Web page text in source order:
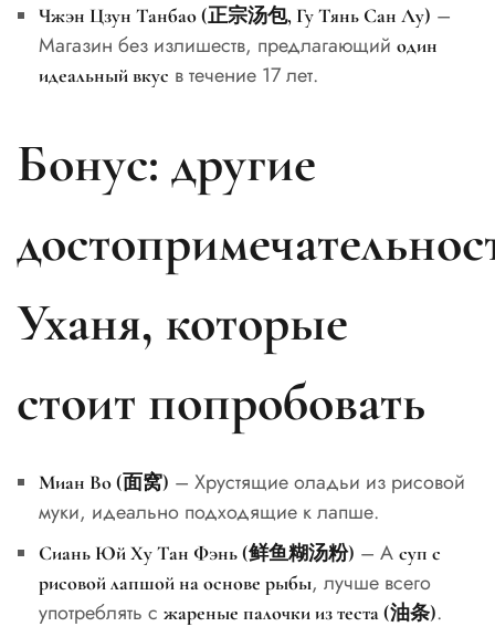
Чжэн Цзун Танбао (正宗汤包, Гу Тянь Сан Лу) –
Магазин без излишеств, предлагающий один
идеальный вкус в течение 17 лет.
Бонус: другие
Уханя, которые
стоит попробовать
Миан Во (面窝) – Хрустящие оладьи из рисовой
муки, идеально подходящие к лапше.
Сиань Юй Ху Тан Фэнь (鲜鱼糊汤粉) – А суп с
рисовой лапшой на основе рыбы, лучше всего
употреблять с жареные палочки из теста (油条).